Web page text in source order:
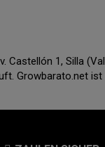
Castellón 1, Silla
Growbarato.net